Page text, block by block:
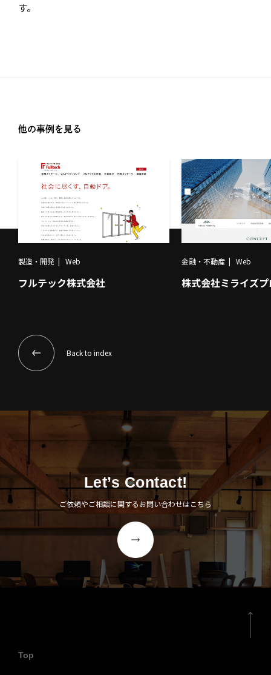
す。
他の事例を見る
製造・開発 Web
フルテック株式会社
金融・不動産 Web
株式会社ミライズプ
Back to index
Let’s Contact!
ご依頼やご相談に関するお問い合わせはこちら
Top